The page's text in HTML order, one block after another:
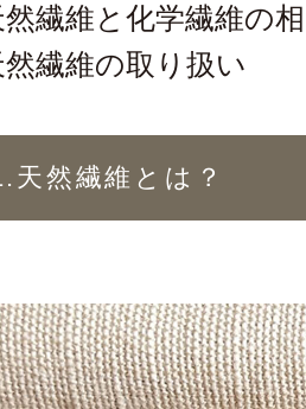
然繊維と化学繊維の
繊維の取り扱い
天然繊維とは？